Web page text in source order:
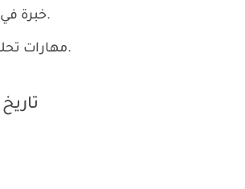
خبرة في الإدارة المالية.
مهارات تحليلية وتنظيمية.